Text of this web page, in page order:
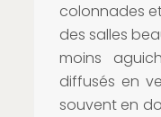
colonnades
des salles
moins
diffusés en
souvent en